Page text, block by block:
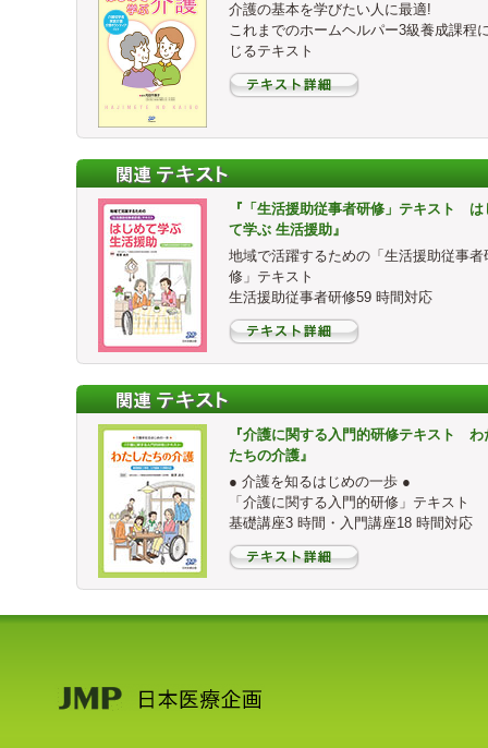
介護の基本を学びたい人に最適!
これまでのホームヘルパー3級養成課程
じるテキスト
『「生活援助従事者研修」テキスト は
て学ぶ 生活援助』
地域で活躍するための「生活援助従事者
修」テキスト
生活援助従事者研修59 時間対応
『介護に関する入門的研修テキスト わ
たちの介護』
● 介護を知るはじめの一歩 ●
「介護に関する入門的研修」テキスト
基礎講座3 時間・入門講座18 時間対応